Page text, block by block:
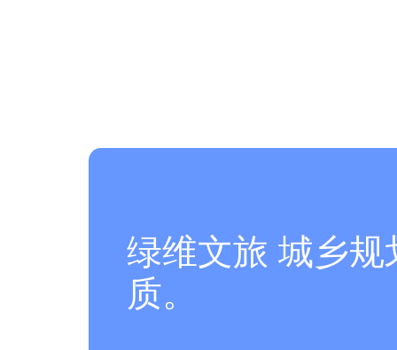
绿维文旅 城乡
质。